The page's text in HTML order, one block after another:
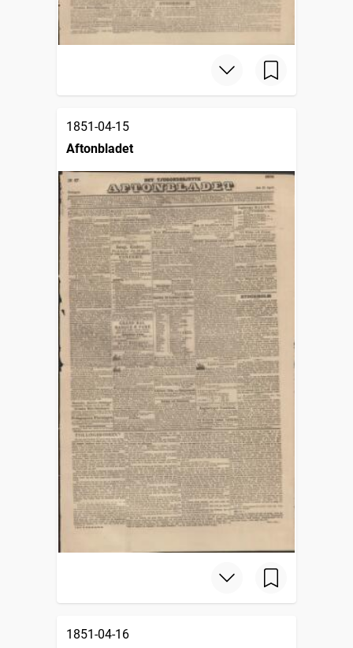
1851-04-15
Aftonbladet
1851-04-16